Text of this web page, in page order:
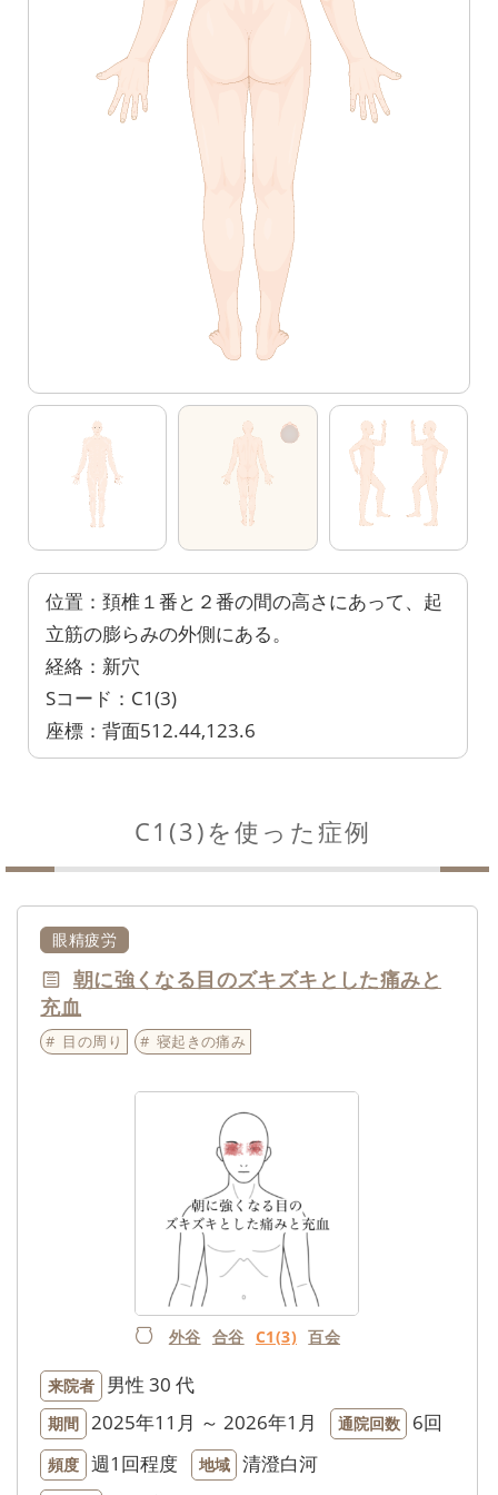
位置：頚椎１番と２番の間の高さにあって、起
立筋の膨らみの外側にある。
経絡：新穴
Sコード：C1(3)
座標：背面512.44,123.6
C1(3)を使った症例
眼精疲労
朝に強くなる目のズキズキとした痛みと
充血
目の周り 寝起きの痛み
外谷 合谷 C1(3) 百会
来院者 男性 30 代
期間 2025年11月 ～ 2026年1月 通院回数 6回
頻度 週1回程度 地域 清澄白河